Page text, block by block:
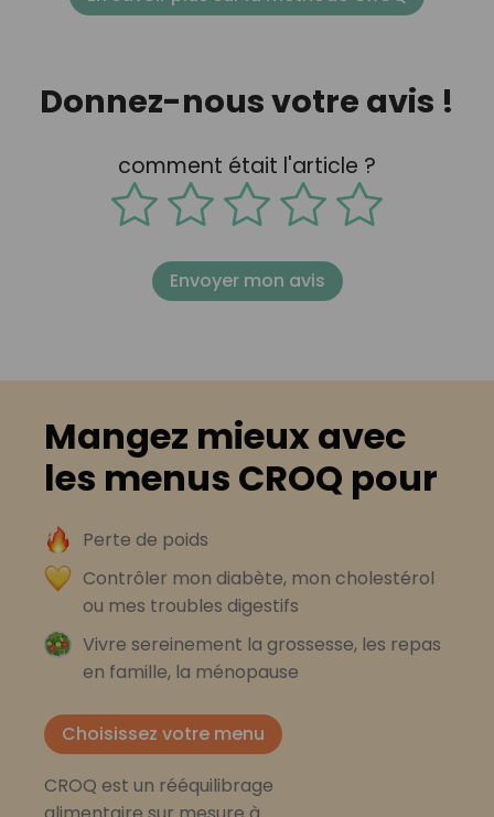
Donnez-nous votre avis !
comment était l'article ?
Envoyer mon avis
Mangez mieux avec
les menus CROQ pour
Perte de poids
Contrôler mon diabète, mon cholestérol
ou mes troubles digestifs
Vivre sereinement la grossesse, les repas
en famille, la ménopause
Choisissez votre menu
CROQ est un rééquilibrage